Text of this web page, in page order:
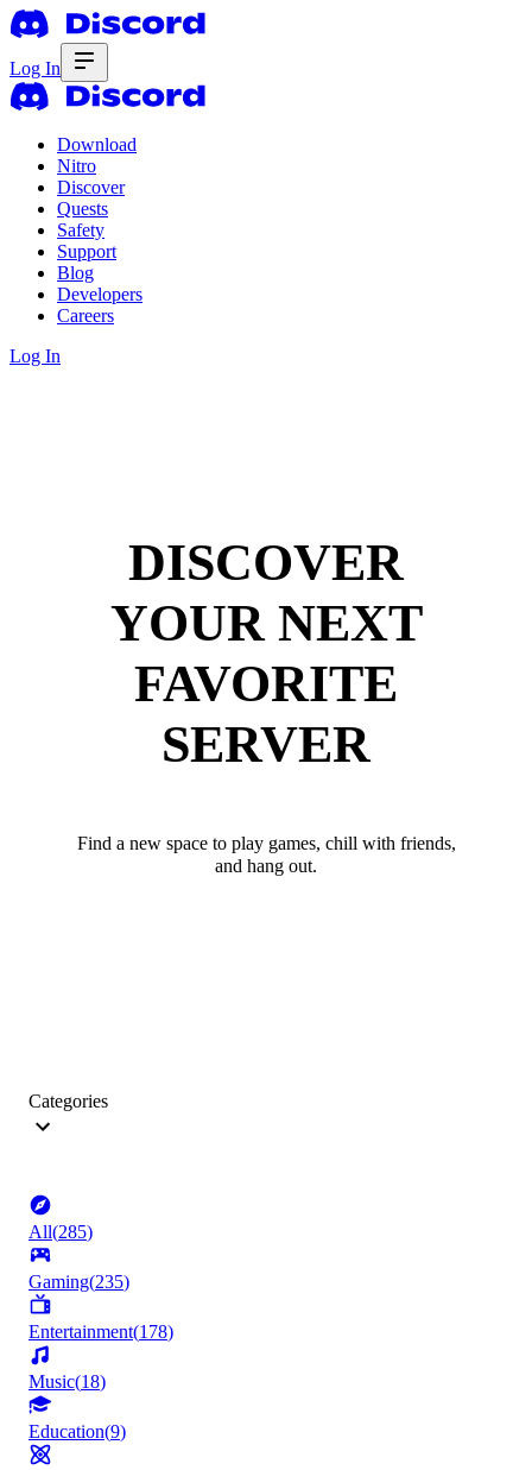
Log In
Download
Nitro
Discover
Quests
Safety
Support
Blog
Developers
Careers
Log In
DISCOVER
YOUR NEXT
FAVORITE
SERVER
Find a new space to play games, chill with friends,
and hang out.
Categories
All(285)
Gaming(235)
Entertainment(178)
Music(18)
Education(9)